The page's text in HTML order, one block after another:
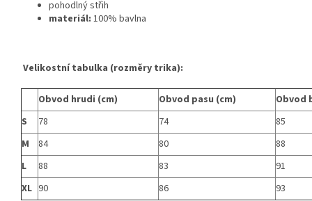
pohodlný střih
materiál: 100% bavlna
Velikostní tabulka (rozměry trika):
Obvod hrudi (cm) Obvod pasu (cm)
Obvod
S
78 74
85
M
84 80
88
L
88 83
91
XL 90 86 93